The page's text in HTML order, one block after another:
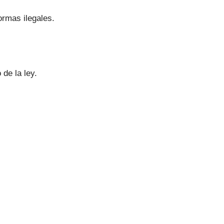
ilegales.
de la ley.